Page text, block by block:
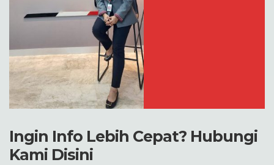
Ingin Info Lebih Cepat? Hubungi
Kami Disini